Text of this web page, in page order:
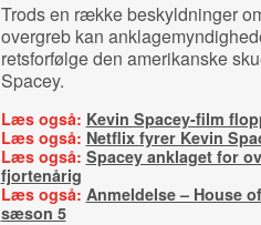
Trods en række beskyldninger
overgreb kan
retsforfølge den amerikanske
Spacey.
Læs også: Kevin Spacey-film
Læs også: Netflix fyrer Kevin
Læs også: Spacey anklaget for
fjortenårig
Læs også: Anmeldelse – House
sæson 5